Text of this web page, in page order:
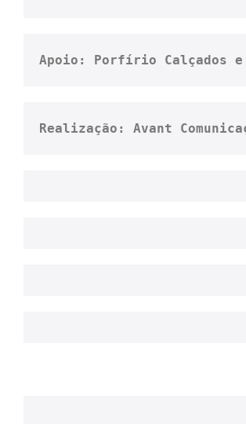
Apoio: Porfírio Calçados
Realização: Avant